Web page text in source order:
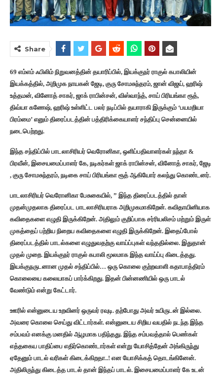
Share
69 எம்எம் ஃபிலிம் நிறுவனத்தின் தயாரிப்பில், இயக்குநர் ராகுல் கபாலியின்
இயக்கத்தில், அறிமுக நாயகன் ஜேடி, குரு சோமசுந்தரம், ஜான் விஜய், ஹரிஷ்
உத்தமன், வினோத் சாகர், ஜாக் ராபின்சன், விஸ்வாந்த், சாய் பிரியங்கா ரூத்,
திவ்யா கணேஷ், ஹரிஷ் உள்ளிட்ட பலர் நடிப்பில் தயாராகி இருக்கும் ‘பயமறியா
பிரம்மை’ எனும் திரைப்படத்தின் பத்திரிக்கையாளர் சந்திப்பு சென்னையில்
நடைபெற்றது.
இந்த சந்திப்பில் பாடலாசிரியர் வெரோனிகா, ஒளிப்பதிவாளர்கள் நந்தா &
பிரவீன், இசையமைப்பாளர் கே, நடிகர்கள் ஜாக் ராபின்சன், வினோத் சாகர், ஜேடி
, குரு சோமசுந்தரம், நடிகை சாய் பிரியங்கா ரூத் ஆகியோர் கலந்து கொண்டனர்.
பாடலாசிரியர் வெரோனிகா பேசுகையில், ” இந்த திரைப்படத்தில் தான்
முதன்முதலாக திரைப்பட பாடலாசிரியராக அறிமுகமாகிறேன்.‌ கவிதாயினியாக
கவிதைகளை எழுதி இருக்கிறேன். அதிலும் குறிப்பாக சர்ரியலிசம் மற்றும் இருள்
முகத்தைப் பற்றிய நிறைய கவிதைகளை எழுதி இருக்கிறேன். இதைப்போல்
திரைப்படத்தில் பாடல்களை எழுதுவதற்கு வாய்ப்புகள் வந்ததில்லை. இதுதான்
முதல் முறை. இயக்குநர் ராகுல் கபாலி மூலமாக இந்த வாய்ப்பு கிடைத்தது.
இயக்குநருடனான முதல் சந்திப்பில்… ஒரு கொலை குற்றவாளி கதாபாத்திரம்
கொலையை கலையாகப் பார்க்கிறது. இதன் பின்னணியில் ஒரு பாடல்
வேண்டும் என்று கேட்டார்.
ஊரில் என்னுடைய உறவினர் ஒருவர் ரவுடி. தற்போது அவர் உயிருடன் இல்லை.
அவரை கொலை செய்து விட்டார்கள். என்னுடைய சிறிய வயதில் நடந்த இந்த
சம்பவம் எனக்கு மனதில் ஆழமாக பதிந்தது. இந்த சம்பவத்தால் பெண்கள்
எத்தகைய பாதிப்பை எதிர்கொண்டார்கள் என்று யோசித்தேன் அங்கிருந்து
ஏதேனும் பாடல் வரிகள் கிடைக்கிறதா..! என யோசிக்கத் தொடங்கினேன்.
அதிலிருந்து கிடைத்த பாடல் தான் இந்தப் பாடல். இசையமைப்பாளர் கே உடன்